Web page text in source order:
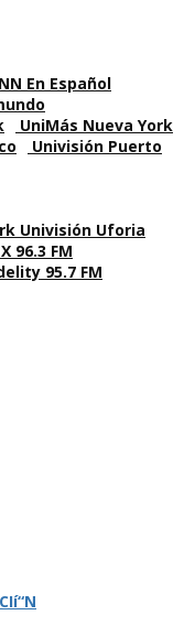
En Español
UniMás Nueva York
Univisión Puerto
96.3 FM
95.7 FM